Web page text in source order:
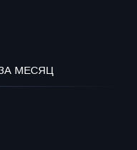
МЕСЯЦ